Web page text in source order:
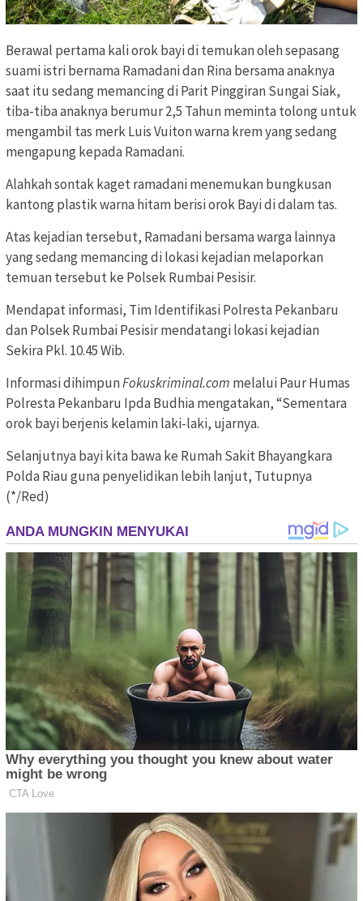
Berawal pertama kali orok bayi di temukan oleh sepasang
suami istri bernama Ramadani dan Rina bersama anaknya
saat itu sedang memancing di Parit Pinggiran Sungai Siak,
tiba-tiba anaknya berumur 2,5 Tahun meminta tolong untuk
mengambil tas merk Luis Vuiton warna krem yang sedang
mengapung kepada Ramadani.
Alahkah sontak kaget ramadani menemukan bungkusan
kantong plastik warna hitam berisi orok Bayi di dalam tas.
Atas kejadian tersebut, Ramadani bersama warga lainnya
yang sedang memancing di lokasi kejadian melaporkan
temuan tersebut ke Polsek Rumbai Pesisir.
Mendapat informasi, Tim Identifikasi Polresta Pekanbaru
dan Polsek Rumbai Pesisir mendatangi lokasi kejadian
Sekira Pkl. 10.45 Wib.
Informasi dihimpunFokuskriminal.com melalui Paur Humas
Polresta Pekanbaru Ipda Budhia mengatakan, “Sementara
orok bayi berjenis kelamin laki-laki, ujarnya.
Selanjutnya bayi kita bawa ke Rumah Sakit Bhayangkara
Polda Riau guna penyelidikan lebih lanjut, Tutupnya
(*/Red)